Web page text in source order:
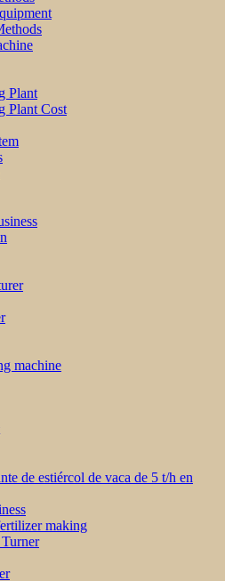
Plant
Plant Cost
machine
de estiércol de vaca de 5 t/h en
making